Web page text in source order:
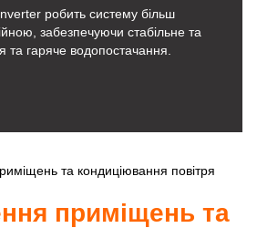
робить систему більш
забезпечуючи стабільне та
та гаряче водопостачання.
приміщень та